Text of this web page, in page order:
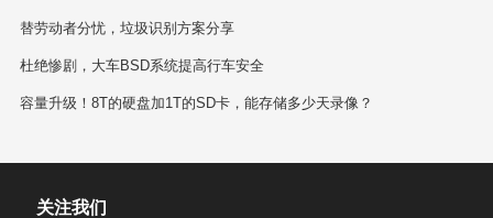
替劳动者分忧，垃圾识别方案分享
杜绝惨剧，大车BSD系统提高行车安全
容量升级！8T的硬盘加1T的SD卡，能存储多少天录像？
关注我们